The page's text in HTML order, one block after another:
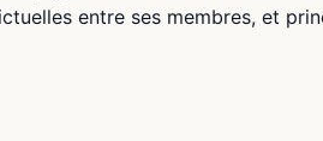
entre ses membres, et